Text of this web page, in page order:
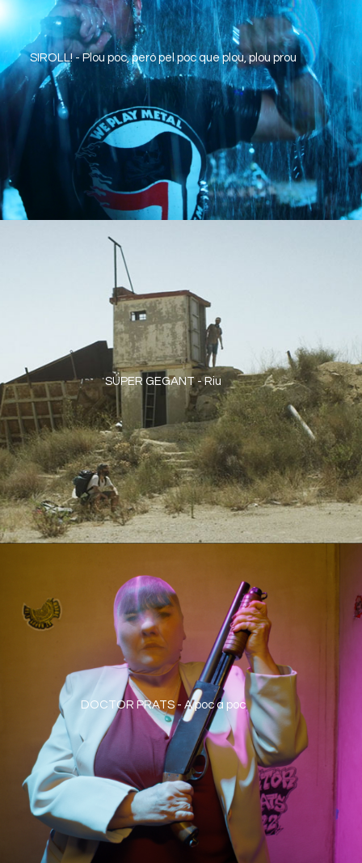
SIROLL! - Plou poc, però pel poc que plou, plou prou
SÚPER GEGANT - Riu
DOCTOR PRATS - A poc a poc